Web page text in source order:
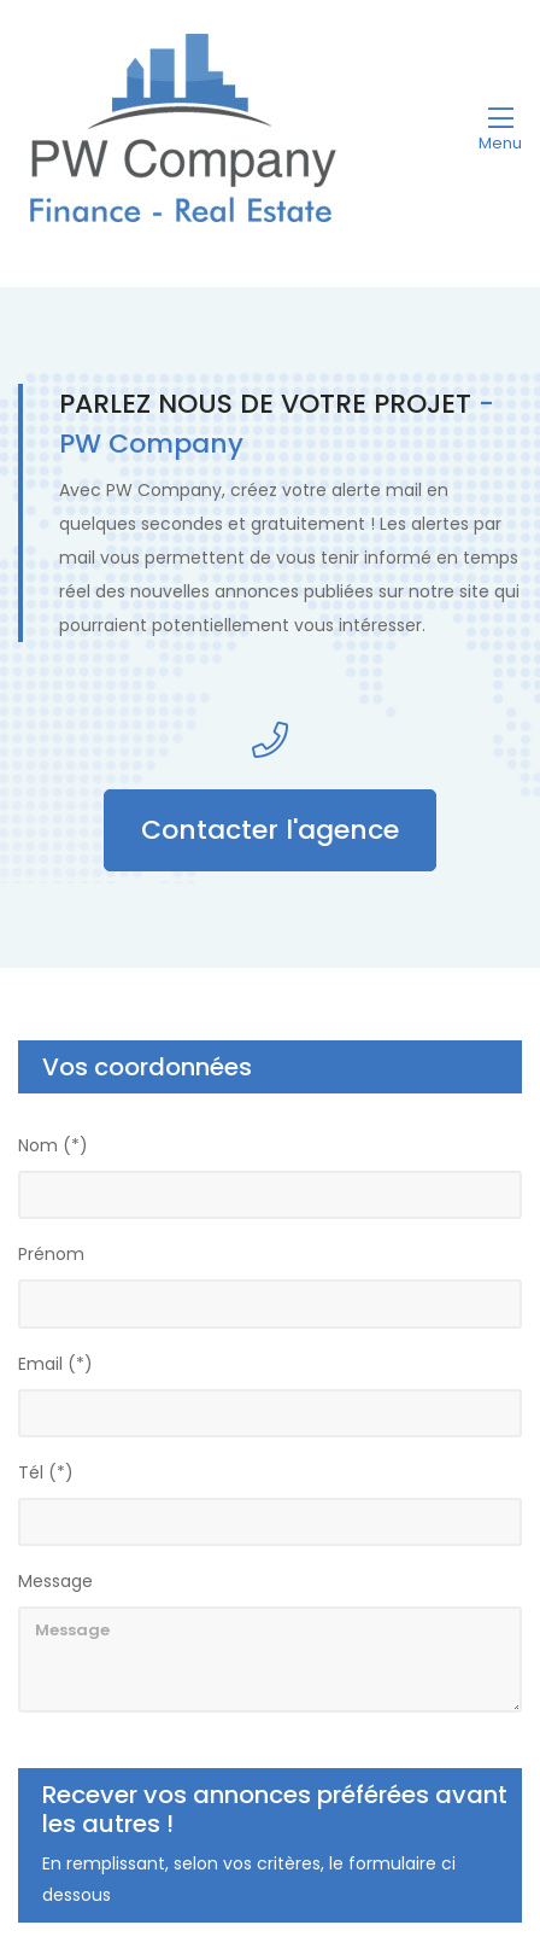
Menu
PARLEZ NOUS DE VOTRE PROJET -
PW Company
Avec PW Company, créez votre alerte mail en
quelques secondes et gratuitement ! Les alertes par
mail vous permettent de vous tenir informé en temps
réel des nouvelles annonces publiées sur notre site qui
pourraient potentiellement vous intéresser.
Contacter l'agence
Vos coordonnées
Nom (*)
Prénom
Email (*)
Tél (*)
Message
Recever vos annonces préférées avant
les autres !
En remplissant, selon vos critères, le formulaire ci
dessous